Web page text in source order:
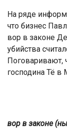
На ряде
что бизнес
вор в законе
убийства
Поговаривают,
господина Тё
Аслан
вор в законе